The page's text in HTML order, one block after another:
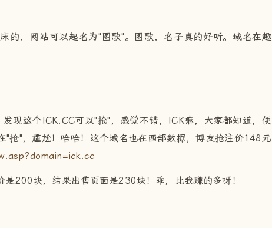
的，网站可以起名为"图歌"。图歌，名子真的好听。域名在趣
现这个ICK.CC可以"抢"，感觉不错，ICK嘛，大家都知道，便
抢"，尴尬！哈哈！这个域名也在西部数据，博友抢注价148元
是200块，结果出售页面是230块！乖，比我赚的多呀！